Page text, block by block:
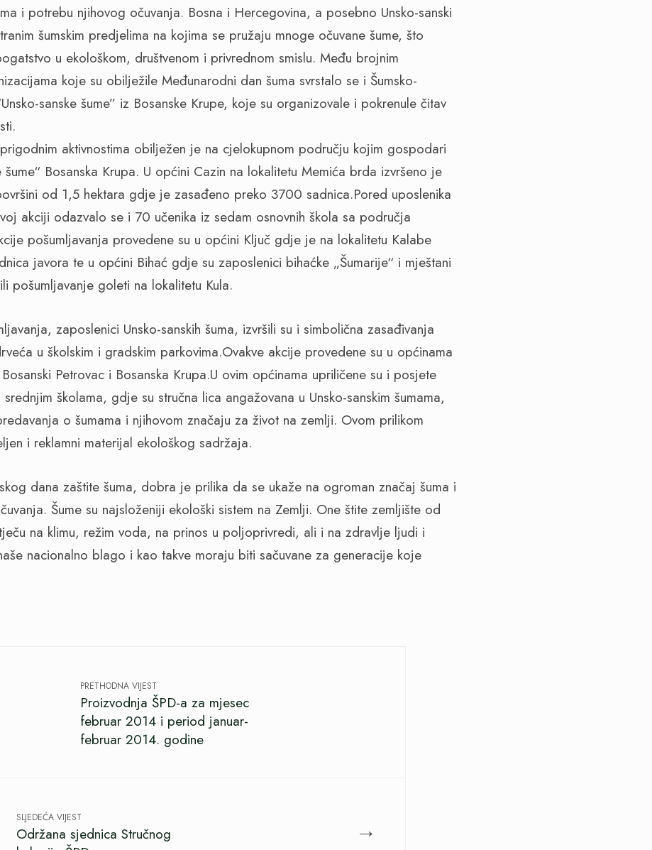
i potrebu njihovog očuvanja. Bosna i Hercegovina, a posebno Unsko-sanski
šumskim predjelima na kojima se pružaju mnoge očuvane šume, što
u ekološkom, društvenom i privrednom smislu. Među brojnim
koje su obilježile Međunarodni dan šuma svrstalo se i Šumsko-
sanske šume” iz Bosanske Krupe, koje su organizovale i pokrenule čitav
aktivnostima obilježen je na cjelokupnom području kojim gospodari
šume“ Bosanska Krupa. U općini Cazin na lokalitetu Memića brda izvršeno je
od 1,5 hektara gdje je zasađeno preko 3700 sadnica.Pored uposlenika
akciji odazvalo se i 70 učenika iz sedam osnovnih škola sa područja
pošumljavanja provedene su u općini Ključ gdje je na lokalitetu Kalabe
javora te u općini Bihać gdje su zaposlenici bihaćke „Šumarije“ i mještani
pošumljavanje goleti na lokalitetu Kula.
zaposlenici Unsko-sanskih šuma, izvršili su i simbolična zasađivanja
u školskim i gradskim parkovima.Ovakve akcije provedene su u općinama
Petrovac i Bosanska Krupa.U ovim općinama upriličene su i posjete
školama, gdje su stručna lica angažovana u Unsko-sanskim šumama,
o šumama i njihovom značaju za život na zemlji. Ovom prilikom
i reklamni materijal ekološkog sadržaja.
dana zaštite šuma, dobra je prilika da se ukaže na ogroman značaj šuma i
Šume su najsloženiji ekološki sistem na Zemlji. One štite zemljište od
na klimu, režim voda, na prinos u poljoprivredi, ali i na zdravlje ljudi i
nacionalno blago i kao takve moraju biti sačuvane za generacije koje
PRETHODNA VIJEST
Proizvodnja ŠPD-a za mjesec
februar 2014 i period januar-
februar 2014. godine
→
SLJEDEĆA VIJEST
Održana sjednica Stručnog